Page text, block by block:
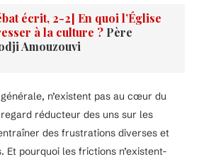
écrit, 2-2] En quoi l’Église
à la culture ? Père
Amouzouvi
n’existent pas au cœur du
réducteur des uns sur les
des frustrations diverses et
Et pourquoi les frictions n’existent-